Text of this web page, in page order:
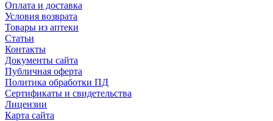
Оплата и доставка
Условия возврата
Товары из аптеки
Статьи
Контакты
Документы сайта
Публичная оферта
Политика обработки ПД
Сертификаты и свидетельства
Лицензии
Карта сайта